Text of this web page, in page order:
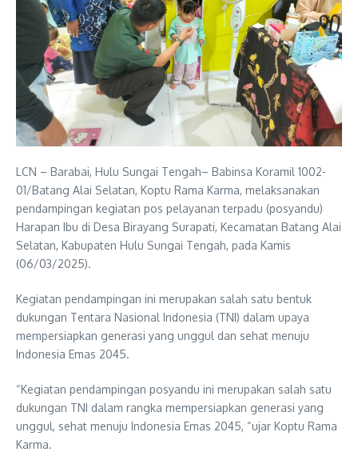
LCN – Barabai, Hulu Sungai Tengah– Babinsa Koramil 1002-
01/Batang Alai Selatan, Koptu Rama Karma, melaksanakan
pendampingan kegiatan pos pelayanan terpadu (posyandu)
Harapan Ibu di Desa Birayang Surapati, Kecamatan Batang Alai
Selatan, Kabupaten Hulu Sungai Tengah, pada Kamis
(06/03/2025).
Kegiatan pendampingan ini merupakan salah satu bentuk
dukungan Tentara Nasional Indonesia (TNI) dalam upaya
mempersiapkan generasi yang unggul dan sehat menuju
Indonesia Emas 2045.
“Kegiatan pendampingan posyandu ini merupakan salah satu
dukungan TNI dalam rangka mempersiapkan generasi yang
unggul, sehat menuju Indonesia Emas 2045, “ujar Koptu Rama
Karma.